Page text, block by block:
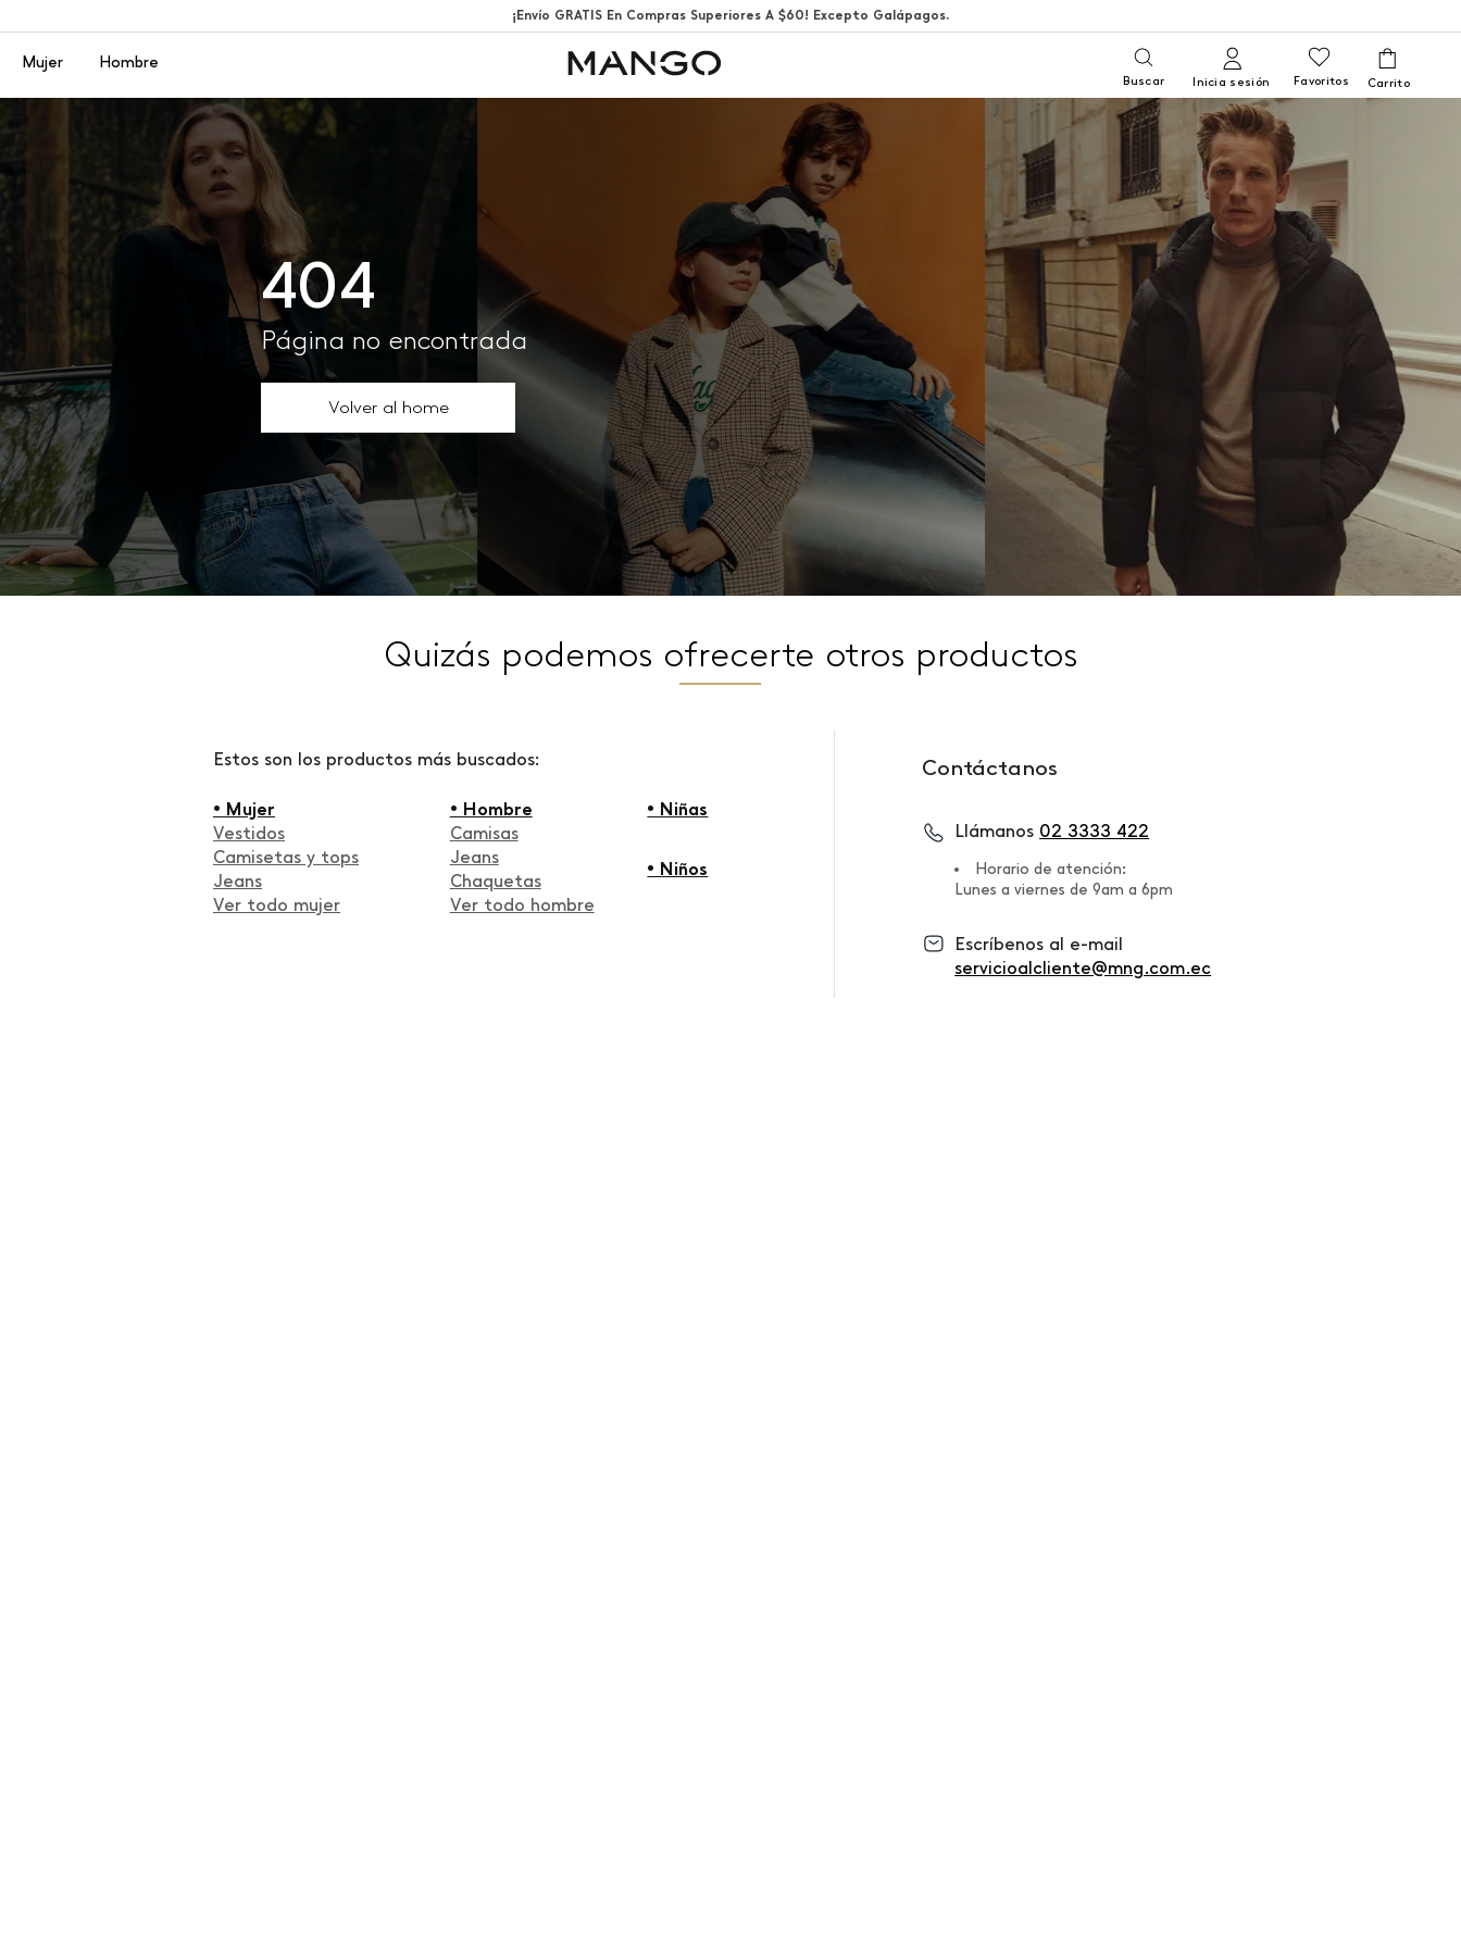
¡Envío GRATIS En Compras Superiores A $60! Excepto Galápagos.
Menú
Mujer Hombre
Buscar Inicia sesión Favoritos
404
Página no encontrada
Volver al home
Quizás podemos ofrecerte otros productos
Estos son los productos más buscados:
• Mujer
Vestidos
Camisetas y tops
Jeans
Ver todo mujer
• Hombre
Camisas
Jeans
Chaquetas
Ver todo hombre
• Niñas
• Niños
Contáctanos
Llámanos 02 3333 422
Horario de atención:
Lunes a viernes de 9am a 6pm
Escríbenos al e-mail
servicioalcliente@mng.com.ec